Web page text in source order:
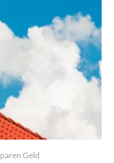
Geld